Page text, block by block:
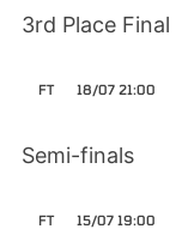
3rd Place Final
18/07 21:00
FT
Semi-finals
15/07 19:00
FT